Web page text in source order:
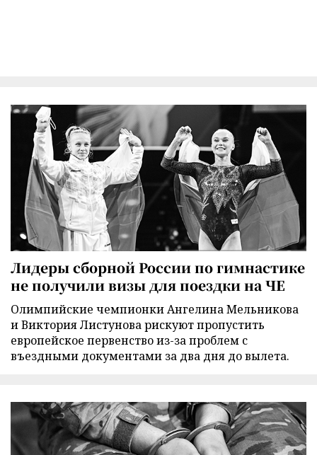
Лидеры сборной России по гимнастике
не получили визы для поездки на ЧЕ
Олимпийские чемпионки Ангелина Мельникова
и Виктория Листунова рискуют пропустить
европейское первенство из-за проблем с
въездными документами за два дня до вылета.